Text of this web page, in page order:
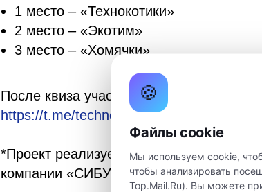
1 место – «Технокотики»
2 место – «Экотим»
3 место – «Хомячки»
После квиза участники поделились
https://t.me/technopredki
*Проект реализуется при поддержке
компании «СИБУР»
🍪
Файлы cookie
Мы используем cookie,
чтобы анализировать
Top.Mail.Ru). Вы можете